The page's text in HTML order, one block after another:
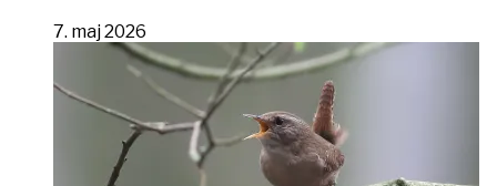
7. maj 2026